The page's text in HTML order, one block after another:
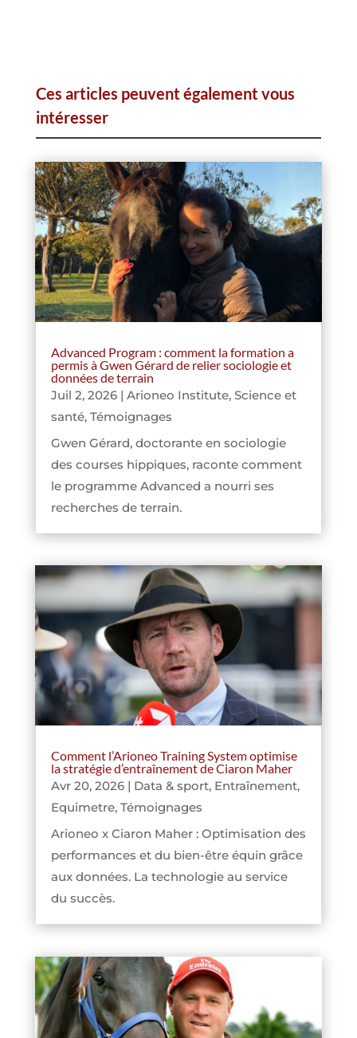
Ces articles peuvent également vous
intéresser
Advanced Program : comment la formation a
permis à Gwen Gérard de relier sociologie et
données de terrain
Juil 2, 2026| Arioneo Institute, Science et
santé, Témoignages
Gwen Gérard, doctorante en sociologie
des courses hippiques, raconte comment
le programme Advanced a nourri ses
recherches de terrain.
Comment l’Arioneo Training System optimise
la stratégie d’entraînement de Ciaron Maher
Avr 20, 2026| Data & sport, Entraînement,
Equimetre, Témoignages
Arioneo x Ciaron Maher : Optimisation des
performances et du bien-être équin grâce
aux données. La technologie au service
du succès.